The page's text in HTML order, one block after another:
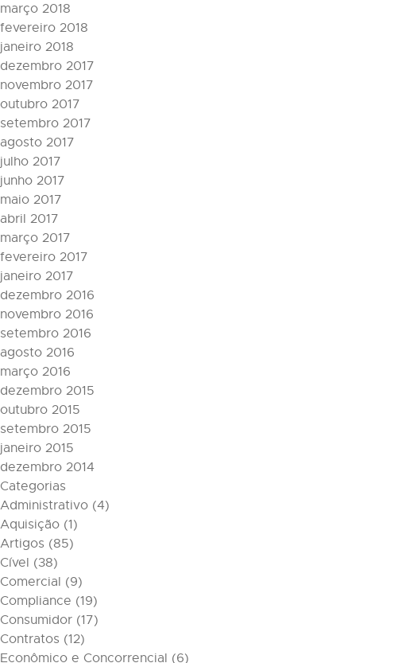
março 2018
fevereiro 2018
janeiro 2018
dezembro 2017
novembro 2017
outubro 2017
setembro 2017
agosto 2017
julho 2017
junho 2017
maio 2017
abril 2017
março 2017
fevereiro 2017
janeiro 2017
dezembro 2016
novembro 2016
setembro 2016
agosto 2016
março 2016
dezembro 2015
outubro 2015
setembro 2015
janeiro 2015
dezembro 2014
Categorias
Administrativo (4)
Aquisição (1)
Artigos (85)
Cível (38)
Comercial (9)
Compliance (19)
Consumidor (17)
Contratos (12)
Econômico e Concorrencial (6)